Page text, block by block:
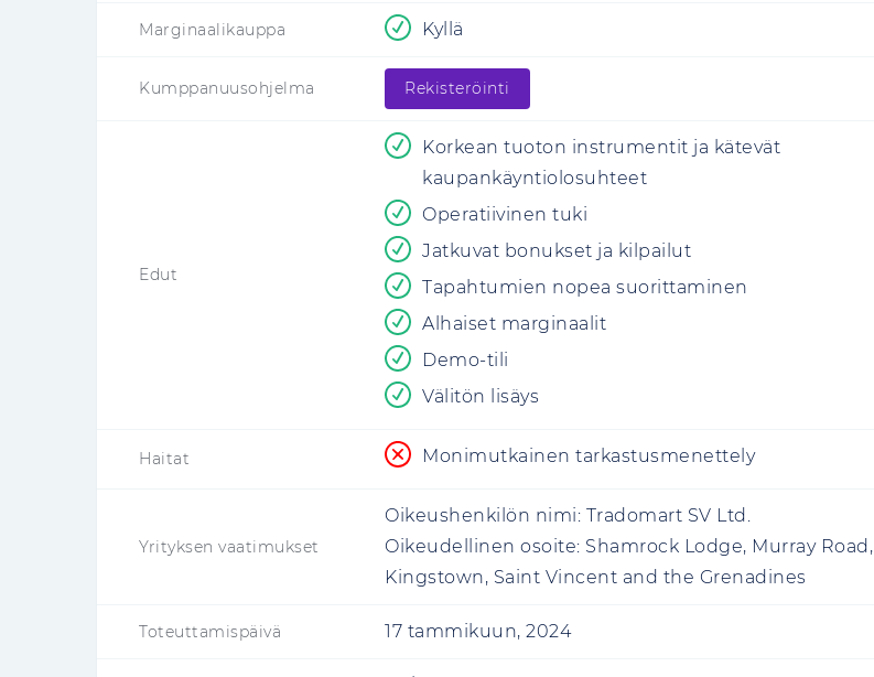
Marginaalikauppa Kyllä
Kumppanuusohjelma Rekisteröinti
Edut
Korkean tuoton instrumentit ja kätevät
kaupankäyntiolosuhteet
Operatiivinen tuki
Jatkuvat bonukset ja kilpailut
Tapahtumien nopea suorittaminen
Alhaiset marginaalit
Demo-tili
Välitön lisäys
Haitat Monimutkainen tarkastusmenettely
Yrityksen vaatimukset
Oikeushenkilön nimi: Tradomart SV Ltd.
Oikeudellinen osoite: Shamrock Lodge, Murray Road,
Kingstown, Saint Vincent and the Grenadines
Toteuttamispäivä 17 tammikuun, 2024